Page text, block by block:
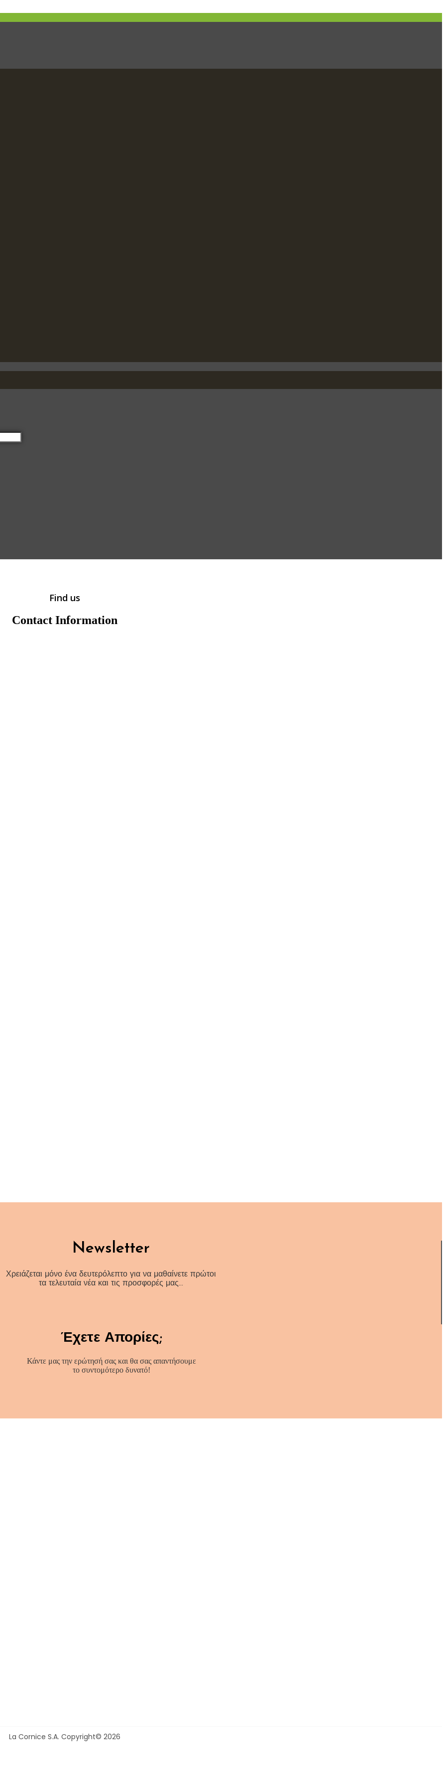
Find us
Contact Information
Newsletter
Χρειάζεται μόνο ένα δευτερόλεπτο για να μαθαίνετε πρώτοι
τα τελευταία νέα και τις προσφορές μας…
Έχετε Απορίες;
Κάντε μας την ερώτησή σας και θα σας απαντήσουμε
το συντομότερο δυνατό!
La Cornice S.A. Copyright© 2026